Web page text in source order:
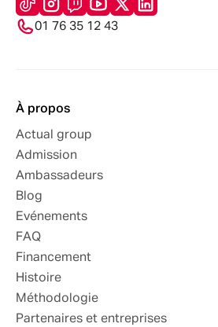
01 76 35 12 43
À propos
Actual group
Admission
Ambassadeurs
Blog
Evénements
FAQ
Financement
Histoire
Méthodologie
Partenaires et entreprises